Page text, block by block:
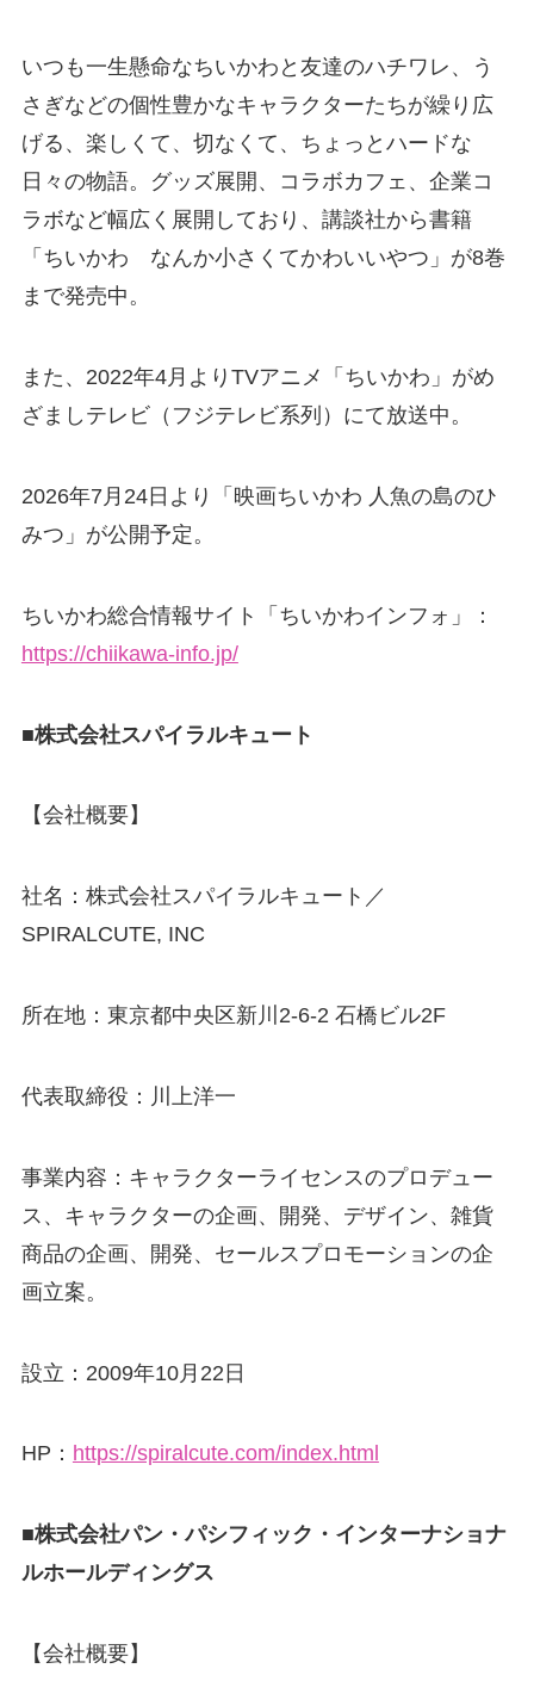
いつも一生懸命なちいかわと友達のハチワレ、う
さぎなどの個性豊かなキャラクターたちが繰り広
げる、楽しくて、切なくて、ちょっとハードな
日々の物語。グッズ展開、コラボカフェ、企業コ
ラボなど幅広く展開しており、講談社から書籍
「ちいかわ なんか小さくてかわいいやつ」が8巻
まで発売中。
また、2022年4月よりTVアニメ「ちいかわ」がめ
ざましテレビ（フジテレビ系列）にて放送中。
2026年7月24日より「映画ちいかわ 人魚の島のひ
みつ」が公開予定。
ちいかわ総合情報サイト「ちいかわインフォ」：
https://chiikawa-info.jp/
■株式会社スパイラルキュート
【会社概要】
社名：株式会社スパイラルキュート／
SPIRALCUTE, INC
所在地：東京都中央区新川2-6-2 石橋ビル2F
代表取締役：川上洋一
事業内容：キャラクターライセンスのプロデュー
ス、キャラクターの企画、開発、デザイン、雑貨
商品の企画、開発、セールスプロモーションの企
画立案。
設立：2009年10月22日
HP： https://spiralcute.com/index.html
■株式会社パン・パシフィック・インターナショナ
ルホールディングス
【会社概要】